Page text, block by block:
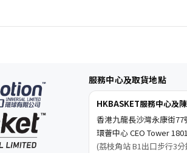
服務中心及取貨地點
HKBASKET服務中心及
香港九龍長沙灣永康街77
環薈中心 CEO Tower
(荔枝角站 B1出口步行3分